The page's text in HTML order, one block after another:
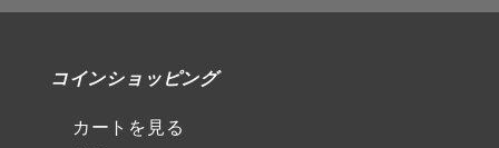
コインショッピング
カートを見る